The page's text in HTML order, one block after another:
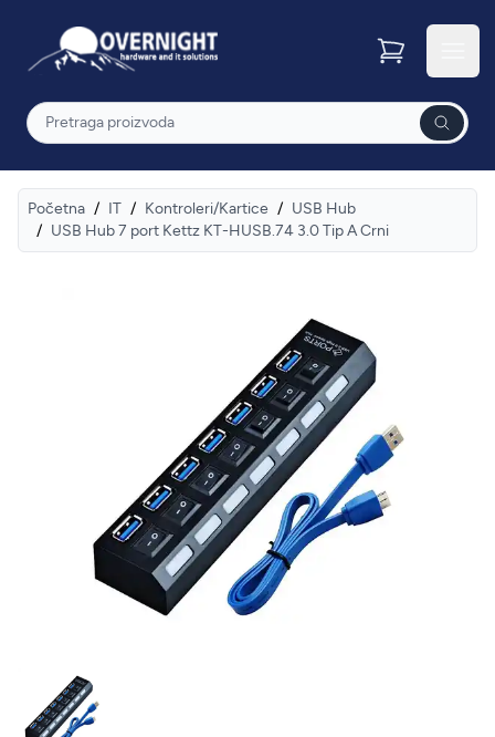
Overnight
Pretraga
Početna / IT / Kontroleri/Kartice / USB Hub
/ USB Hub 7 port Kettz KT-HUSB.74 3.0 Tip A Crni